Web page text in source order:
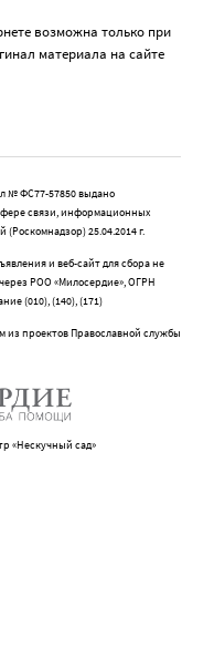
возможна только при
материала на сайте
№ ФС77-57850 выдано
связи, информационных
25.04.2014 г.
и веб-сайт для сбора не
РОО «Милосердие», ОГРН
(010), (140), (171)
из проектов Православной службы
«Нескучный сад»